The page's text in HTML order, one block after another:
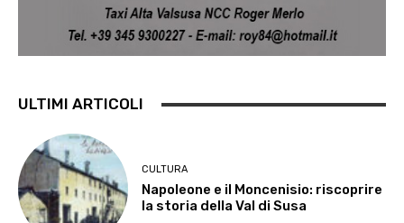
ULTIMI ARTICOLI
CULTURA
Napoleone e il Moncenisio: riscoprire
la storia della Val di Susa